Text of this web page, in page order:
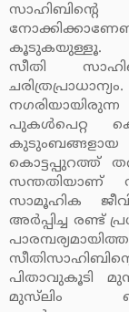
കൂടുകയുള്ളൂ.
സീതി
പുകള്‍പെറ്റ
കൊട്ടപ്പുറത്ത്
സന്തതിയാണ്
സാമൂഹിക
അര്‍പ്പിച്ച
പിതാവുകൂടി
മുസ്‌ലിം